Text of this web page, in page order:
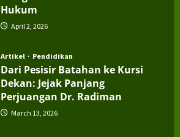
Hukum
April 2, 2026
Artikel Pendidikan
Dari Pesisir Batahan ke Kursi
Dekan: Jejak Panjang
Perjuangan Dr. Radiman
March 13, 2026